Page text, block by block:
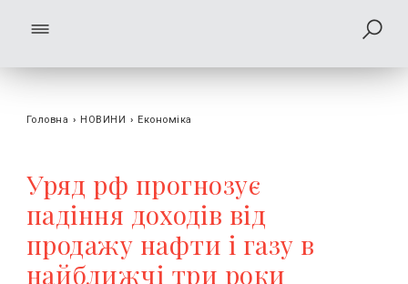
Головна › НОВИНИ › Економіка
Уряд рф прогнозує
падіння доходів від
продажу нафти і газу в
найближчі три роки